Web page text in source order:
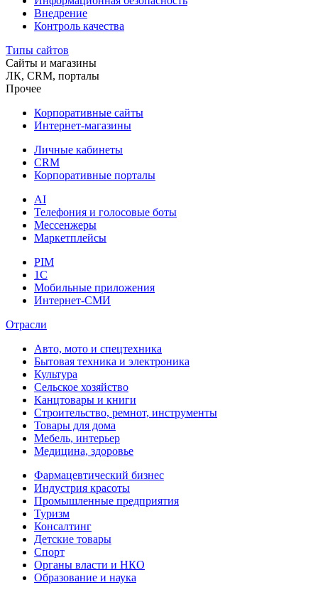
Внедрение
Контроль качества
Типы сайтов
Сайты и магазины
ЛК, CRM, порталы
Прочее
Корпоративные сайты
Интернет-магазины
Личные кабинеты
CRM
Корпоративные порталы
AI
Телефония и голосовые боты
Мессенжеры
Маркетплейсы
PIM
1C
Мобильные приложения
Интернет-СМИ
Отрасли
Авто, мото и спецтехника
Бытовая техника и электроника
Культура
Сельское хозяйство
Канцтовары и книги
Строительство, ремнот, инструменты
Товары для дома
Мебель, интерьер
Медицина, здоровье
Фармацевтический бизнес
Индустрия красоты
Промышленные предприятия
Туризм
Консалтинг
Детские товары
Спорт
Органы власти и НКО
Образование и наука